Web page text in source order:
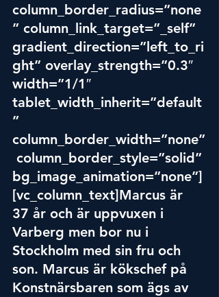
column_border_radius=”none
” column_link_target=”_self”
gradient_direction=”left_to_ri
ght” overlay_strength=”0.3″
width=”1/1″
tablet_width_inherit=”default
”
column_border_width=”none”
column_border_style=”solid”
bg_image_animation=”none”]
[vc_column_text]Marcus är
37 år och är uppvuxen i
Varberg men bor nu i
Stockholm med sin fru och
son. Marcus är kökschef på
Konstnärsbaren som ägs av